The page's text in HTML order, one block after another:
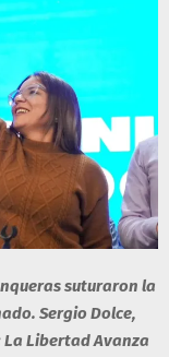
suturaron la
Sergio Dolce,
Libertad Avanza